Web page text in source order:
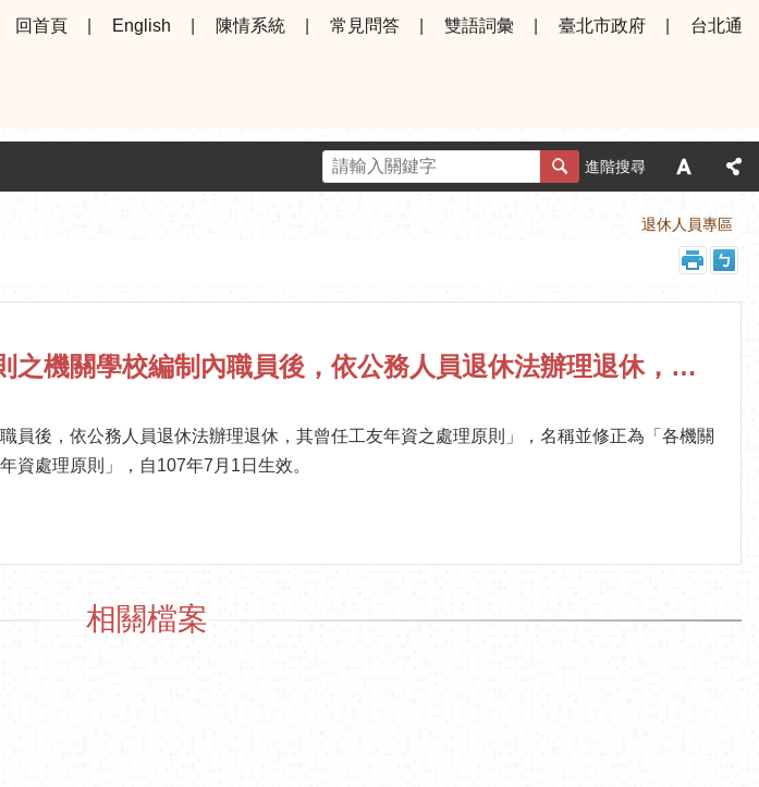
回首頁 English 陳情系統 常見問答 雙語詞彙 臺北市政府 台北通
進階搜尋
退休人員專區
修正「工友依法改任適用事務管理規則之機關學校編制內職員後，依公務人員退休法辦理退休，其曾任工友年資之處理原則」（10710）
員後，依公務人員退休法辦理退休，其曾任工友年資之處理原則」，名稱並修正為「各機關
資處理原則」，自107年7月1日生效。
相關檔案